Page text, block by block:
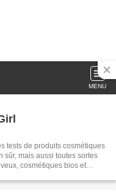
MENU
tests de produits cosmétiques
sûr, mais aussi toutes sortes
cosmétiques bios et